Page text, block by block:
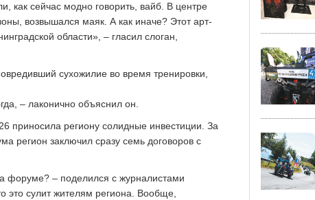
как сейчас модно говорить, вайб. В центре
возвышался маяк. А как иначе? Этот арт-
области», – ​гласил слоган,
сухожилие во время тренировки,
– ​лаконично объяснил он.
приносила региону солидные инвестиции. За
регион заключил сразу семь договоров с
форуме? – поделился с журналистами
это сулит жителям региона. Вообще,